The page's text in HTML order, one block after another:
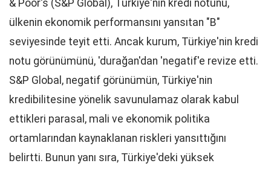
& Poor's (S&P Global), Türkiye'nin kredi notunu,
ülkenin ekonomik performansını yansıtan "B"
seviyesinde teyit etti. Ancak kurum, Türkiye'nin kredi
notu görünümünü, 'durağan'dan 'negatif'e revize etti.
S&P Global, negatif görünümün, Türkiye'nin
kredibilitesine yönelik savunulamaz olarak kabul
ettikleri parasal, mali ve ekonomik politika
ortamlarından kaynaklanan riskleri yansıttığını
belirtti. Bunun yanı sıra, Türkiye'deki yüksek